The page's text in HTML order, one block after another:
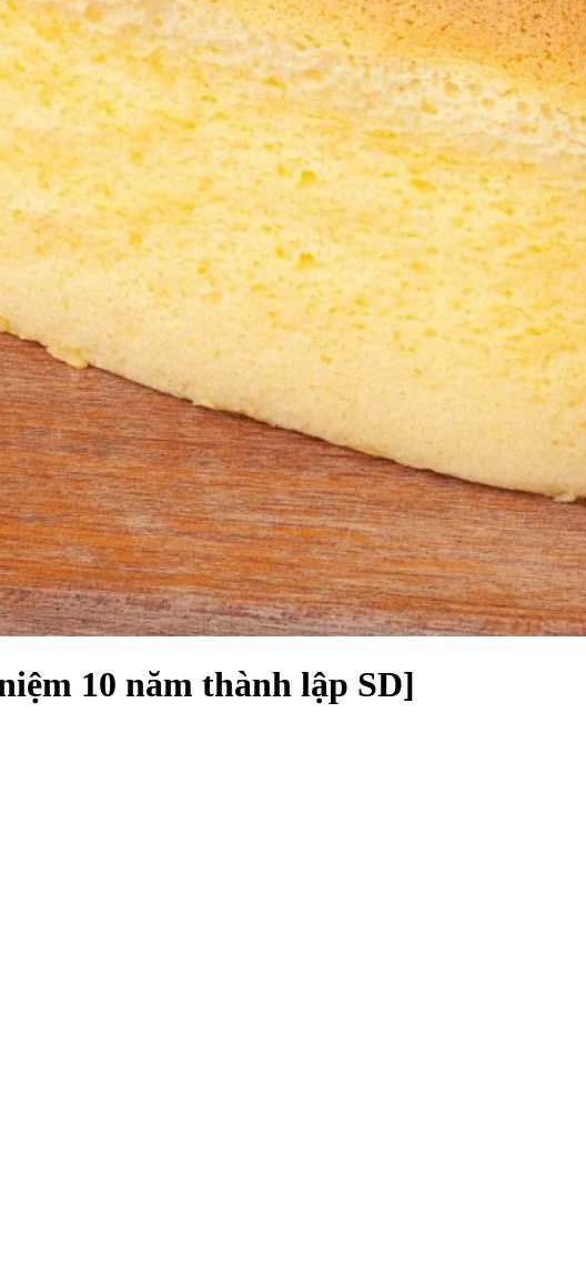
10 năm thành lập SD]